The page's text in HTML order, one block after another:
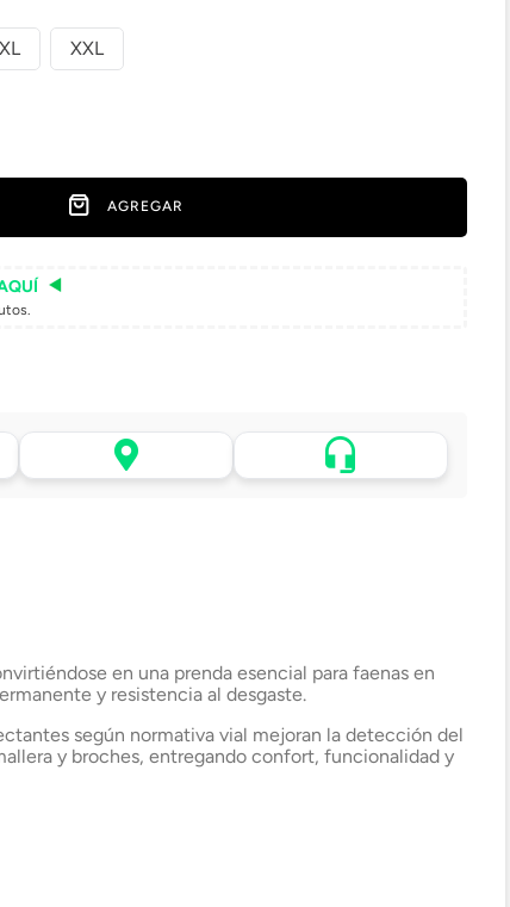
XL XXL
AGREGAR
Retiro en tienda sin costo
Asistencia de venta por
WhatsApp
en una prenda esencial para faenas en
y resistencia al desgaste.
según normativa vial mejoran la detección del
y broches, entregando confort, funcionalidad y